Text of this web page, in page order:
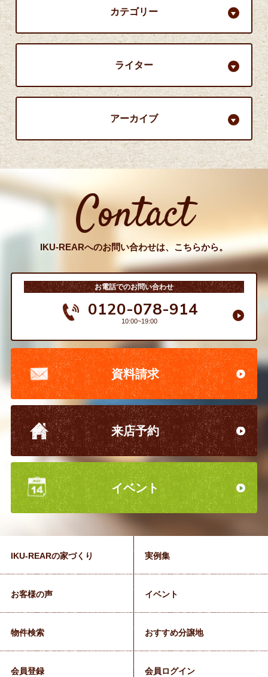
カテゴリー
ライター
アーカイブ
Contact
IKU-REARへのお問い合わせは、こちらから。
お電話でのお問い合わせ
0120-078-914
10:00~19:00
資料請求
来店予約
イベント
IKU-REARの家づくり 実例集
お客様の声 イベント
物件検索 おすすめ分譲地
会員登録 会員ログイン